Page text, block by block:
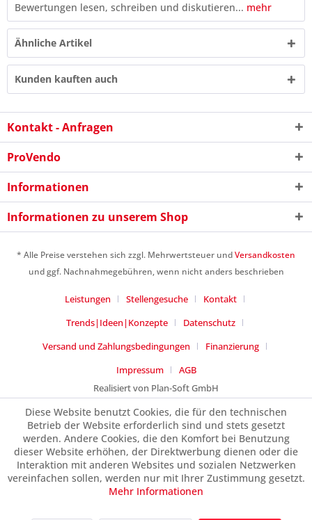
5 - 4 = ?
Ich habe dieDatenschutzerklärung
gelesen,
verstanden und stimme zu. *
Bewertungen lesen, schreiben und diskutieren... mehr
Ähnliche Artikel
Kunden kauften auch
Kontakt - Anfragen
ProVendo
Informationen
Informationen zu unserem Shop
* Alle Preise verstehen sich zzgl. Mehrwertsteuer undVersandkosten
und ggf. Nachnahmegebühren, wenn nicht anders beschrieben
Leistungen Stellengesuche
Kontakt
Trends|Ideen|Konzepte
Datenschutz
Versand und Zahlungsbedingungen
Finanzierung
Impressum
AGB
Realisiert von Plan-Soft GmbH
Diese Website benutzt Cookies, die für den technischen
Betrieb der Website erforderlich sind und stets gesetzt
werden. Andere Cookies, die den Komfort bei Benutzung
dieser Website erhöhen, der Direktwerbung dienen oder die
Interaktion mit anderen Websites und sozialen Netzwerken
vereinfachen sollen, werden nur mit Ihrer Zustimmung gesetzt.
Mehr Informationen